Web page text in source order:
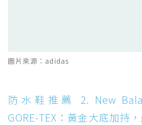
Boot：馬汀首款雨靴登場，
防水鞋推薦 14.
WATERPROOF：一踩即穿
異大底與全防水厚底健走鞋
圖片來源：adidas
防水鞋推薦 2. New
GORE-TEX：黃金大底加持